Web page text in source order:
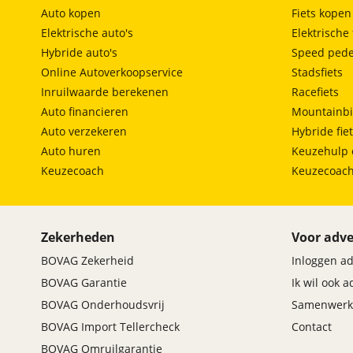
Auto kopen
Elektrische auto's
Hybride auto's
Online Autoverkoopservice
Inruilwaarde berekenen
Auto financieren
Auto verzekeren
Auto huren
Keuzecoach
Fiets kopen
Elektrische
Speed
Stadsfiets
Racefiets
Hybride
Keuzehulp
Keuzecoach
Zekerheden
BOVAG Zekerheid
BOVAG Garantie
BOVAG Onderhoudsvrij
BOVAG Import Tellercheck
BOVAG Omruilgarantie
Voor
Inloggen
Ik wil ook
Contact